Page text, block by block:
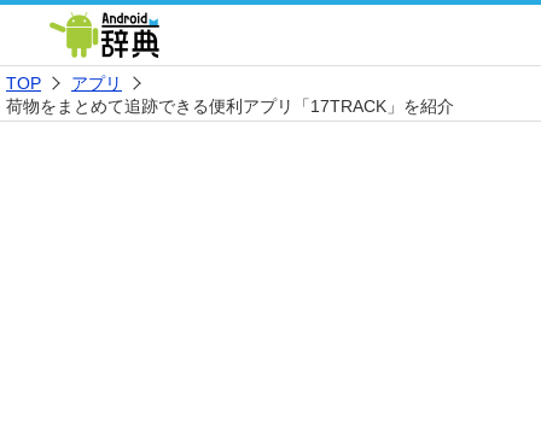
TOP
アプリ
荷物をまとめて追跡できる便利アプリ「17TRACK」を紹介